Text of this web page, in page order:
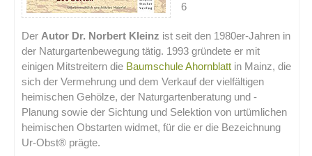
6
Der Autor Dr. Norbert Kleinz ist seit den 1980er-Jahren in
der Naturgartenbewegung tätig. 1993 gründete er mit
einigen Mitstreitern die Baumschule Ahornblatt in Mainz, die
sich der Vermehrung und dem Verkauf der vielfältigen
heimischen Gehölze, der Naturgartenberatung und -
Planung sowie der Sichtung und Selektion von urtümlichen
heimischen Obstarten widmet, für die er die Bezeichnung
Ur-Obst® prägte.